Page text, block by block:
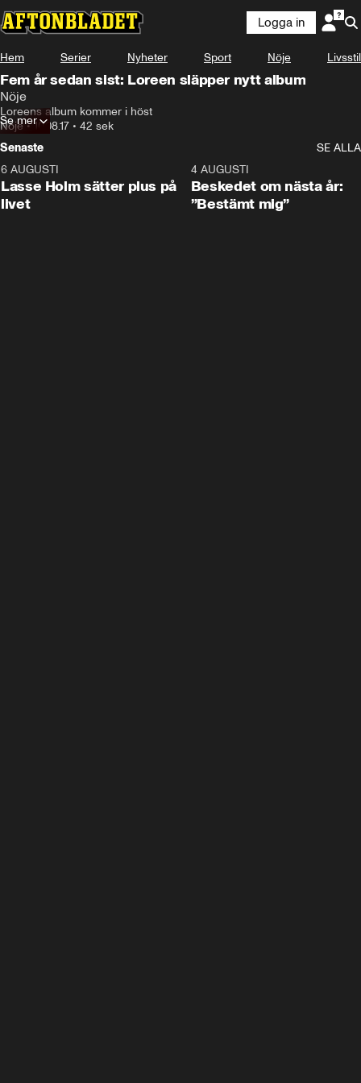
Logga in
Hem Serier Nyheter Sport Nöje Livsstil
Fem år sedan sist: Loreen släpper nytt album
Nöje
Loreens album kommer i höst
Nöje•10.08.17 • 42 sek
Se mer
Senaste
SE ALLA
6 AUGUSTI
Lasse Holm sätter plus på
livet
4 AUGUSTI
Beskedet om nästa år:
”Bestämt mig”